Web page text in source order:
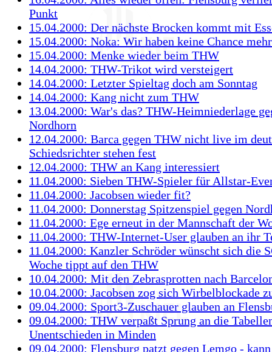
Punkt
15.04.2000: Der nächste Brocken kommt mit
15.04.2000: Noka: Wir haben keine Chance mehr
15.04.2000: Menke wieder beim THW
14.04.2000: THW-Trikot wird versteigert
14.04.2000: Letzter Spieltag doch am Sonntag
14.04.2000: Kang nicht zum THW
13.04.2000: War's das? THW-Heimniederlage
Nordhorn
12.04.2000: Barca gegen THW nicht live im
Schiedsrichter stehen fest
12.04.2000: THW an Kang interessiert
11.04.2000: Sieben THW-Spieler für Allstar-
11.04.2000: Jacobsen wieder fit?
11.04.2000: Donnerstag Spitzenspiel gegen
11.04.2000: Ege erneut in der Mannschaft der
11.04.2000: THW-Internet-User glauben an ihr
11.04.2000: Kanzler Schröder wünscht sich die
Woche tippt auf den THW
10.04.2000: Mit den Zebrasprotten nach
10.04.2000: Jacobsen zog sich Wirbelblockade
09.04.2000: Sport3-Zuschauer glauben an
09.04.2000: THW verpaßt Sprung an die
Unentschieden in Minden
09.04.2000: Flensburg patzt gegen Lemgo -